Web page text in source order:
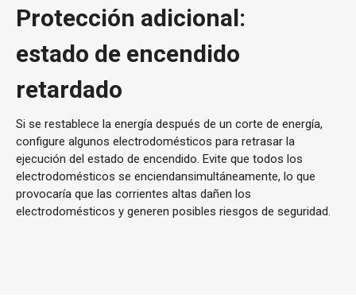
Protección adicional:
estado de encendido
retardado
Si se restablece la energía después de un corte de energía,
configure algunos electrodomésticos para retrasar la
ejecución del estado de encendido. Evite que todos los
electrodomésticos se enciendansimultáneamente, lo que
provocaría que las corrientes altas dañen los
electrodomésticos y generen posibles riesgos de seguridad.